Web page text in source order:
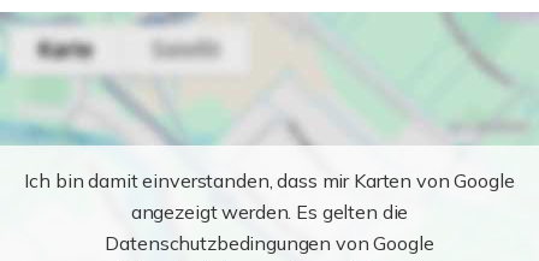
Ich bin damit einverstanden, dass mir Karten von Google
angezeigt werden. Es gelten die
Datenschutzbedingungen von Google